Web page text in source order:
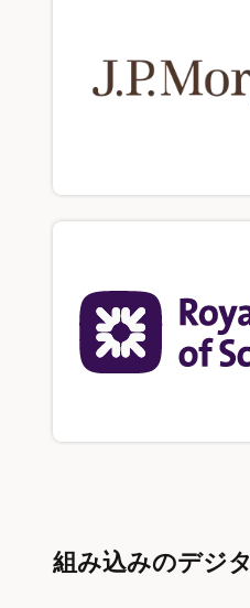
組み込みのデジ